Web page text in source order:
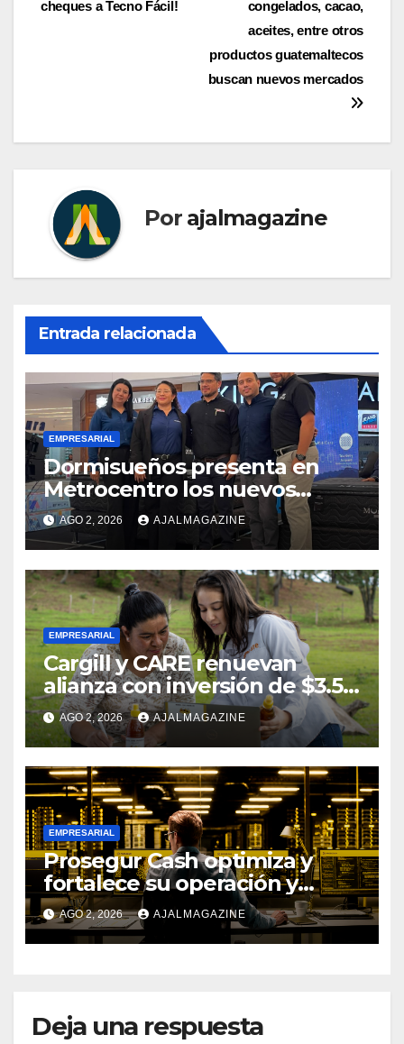
de
congelados, cacao,
aceites, entre otros
productos guatemaltecos
buscan nuevos mercados
cheques a Tecno Fácil!
Por ajalmagazine
Entrada relacionada
EMPRESARIAL
Dormisueños presenta en
Metrocentro los nuevos
modelos Muna Care de
Comfort Life: Innovación y
calidad en descanso
AGO 2, 2026 AJALMAGAZINE
EMPRESARIAL
Cargill y CARE renuevan
alianza con inversión de $3.5
millones para el desarrollo de
mujeres rurales en
Centroamérica
AGO 2, 2026 AJALMAGAZINE
EMPRESARIAL
Prosegur Cash optimiza y
fortalece su operación y
procesos con la ayuda de IA y
Big Data
AGO 2, 2026 AJALMAGAZINE
Deja una respuesta